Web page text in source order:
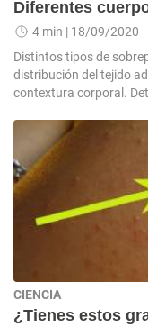
Diferentes
4 min | 18/09/2020
Distintos tipos de
distribución del tejido
contextura corporal.
CIENCIA
¿Tienes estos